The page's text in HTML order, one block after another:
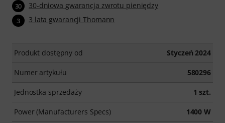
30 30-dniowa gwarancja zwrotu pieniędzy
3 3 lata gwarancji Thomann
Produkt dostępny od Styczeń 2024
Numer artykułu 580296
Jednostka sprzedaży 1 szt.
Power (Manufacturers Specs) 1400 W